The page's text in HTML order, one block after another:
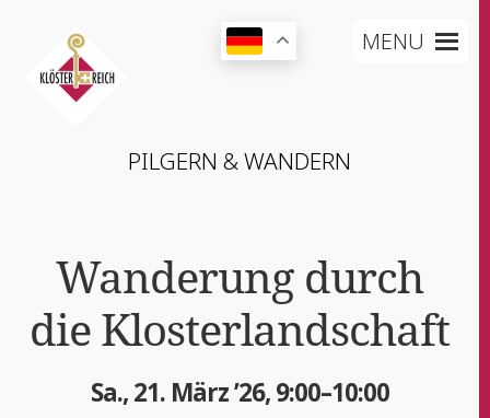
MENU
PIL­GERN & WANDERN
Wan­de­rung durch
die Klosterlandschaft
Sa., 21. März ’26, 9:00–10:00